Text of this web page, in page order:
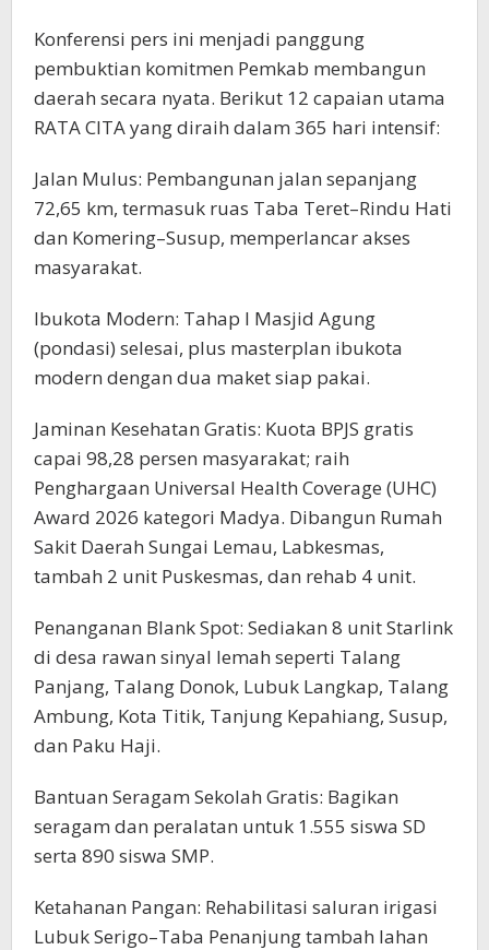
Konferensi pers ini menjadi panggung
pembuktian komitmen Pemkab membangun
daerah secara nyata. Berikut 12 capaian utama
RATA CITA yang diraih dalam 365 hari intensif:
Jalan Mulus: Pembangunan jalan sepanjang
72,65 km, termasuk ruas Taba Teret–Rindu Hati
dan Komering–Susup, memperlancar akses
masyarakat.
Ibukota Modern: Tahap I Masjid Agung
(pondasi) selesai, plus masterplan ibukota
modern dengan dua maket siap pakai.
Jaminan Kesehatan Gratis: Kuota BPJS gratis
capai 98,28 persen masyarakat; raih
Penghargaan Universal Health Coverage (UHC)
Award 2026 kategori Madya. Dibangun Rumah
Sakit Daerah Sungai Lemau, Labkesmas,
tambah 2 unit Puskesmas, dan rehab 4 unit.
Penanganan Blank Spot: Sediakan 8 unit Starlink
di desa rawan sinyal lemah seperti Talang
Panjang, Talang Donok, Lubuk Langkap, Talang
Ambung, Kota Titik, Tanjung Kepahiang, Susup,
dan Paku Haji.
Bantuan Seragam Sekolah Gratis: Bagikan
seragam dan peralatan untuk 1.555 siswa SD
serta 890 siswa SMP.
Ketahanan Pangan: Rehabilitasi saluran irigasi
Lubuk Serigo–Taba Penanjung tambah lahan